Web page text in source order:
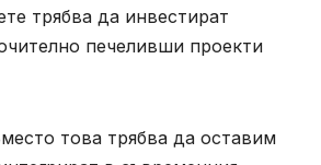
трябва да инвестират
печеливши проекти
това трябва да оставим